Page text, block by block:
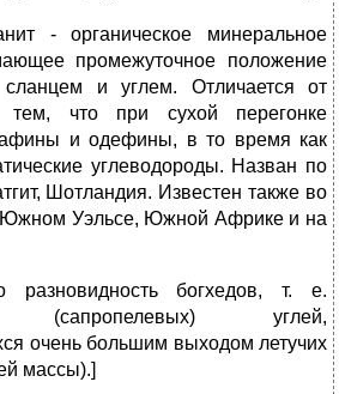
‑ органическое минеральное
промежуточное положение
и углем. Отличается от
тем, что при сухой перегонке
и одефины, в то время как
углеводороды. Назван по
Шотландия. Известен также во
Уэльсе, Южной Африке и на
разновидность богхедов, т. е.
(сапропелевых) углей,
очень большим выходом летучих
массы).]